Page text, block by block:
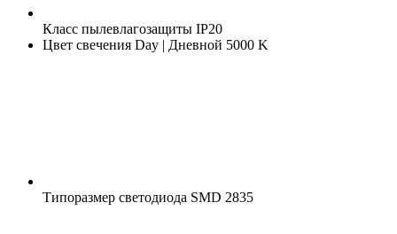
Класс пылевлагозащиты IP20
Цвет свечения Day | Дневной 5000 K
Типоразмер светодиода SMD 2835